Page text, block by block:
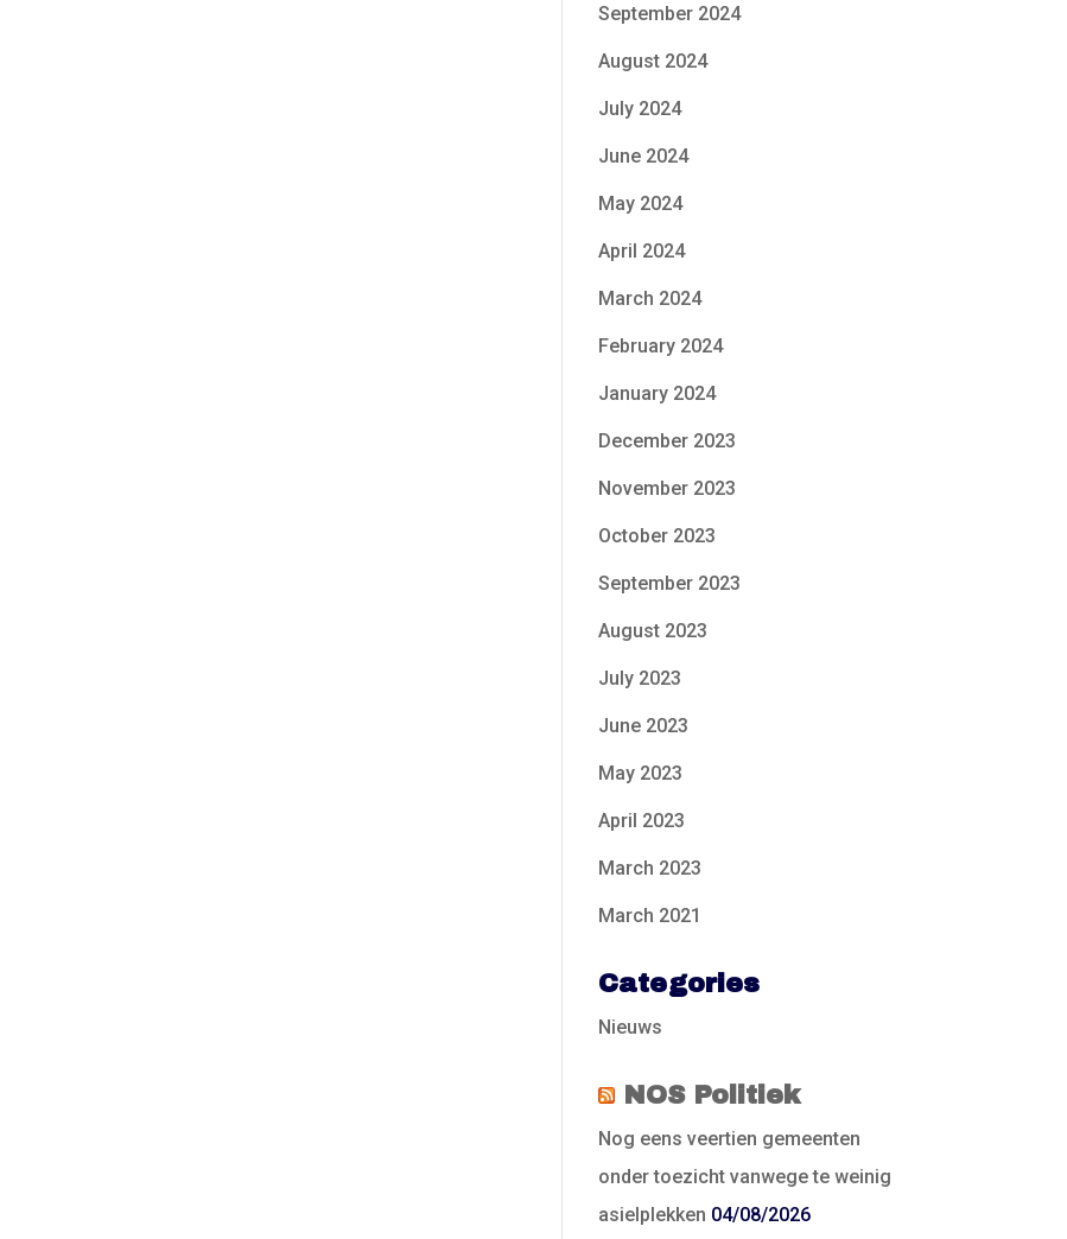
September 2024
August 2024
July 2024
June 2024
May 2024
April 2024
March 2024
February 2024
January 2024
December 2023
November 2023
October 2023
September 2023
August 2023
July 2023
June 2023
May 2023
April 2023
March 2023
March 2021
Categories
Nieuws
NOS Politiek
Nog eens veertien gemeenten
onder toezicht vanwege te weinig
asielplekken 04/08/2026